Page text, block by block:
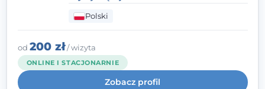
przemocy. Ukończyłam psychologię
kliniczną oraz studia podyplomowe z
interwencji kryzysowej i seksuologii
klinicznej na SWPS we Wrocławiu. W pracy
kieruję się empatią, etyką zawodową i
uważnością na potrzeby klienta.
Polski
od 200 zł/ wizyta
ONLINE I STACJONARNIE
Zobacz profil